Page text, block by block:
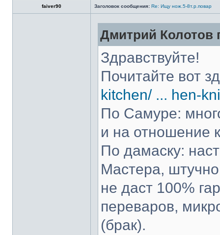
faiver90 Заголовок сообщения: Re: Ищу нож.5-8т.р.повар
Дмитрий Колотов
Здравствуйте!
Почитайте вот
kitchen/ ... hen-
По Самуре:
и на отношение
По дамаску:
Мастера,
не даст 100%
переваров,
(брак).